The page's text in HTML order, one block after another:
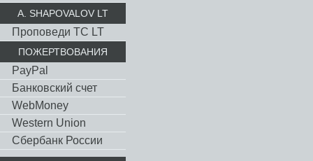
A. SHAPOVALOV LT
Проповеди TC LT
ПОЖЕРТВОВАНИЯ
PayPal
Банковский счет
WebMoney
Western Union
Сбербанк России